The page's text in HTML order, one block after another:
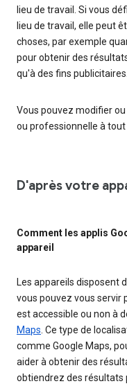
lieu de travail. Si vous
lieu de travail, elle peut
choses, par exemple
pour obtenir des
qu'à des fins publicitaires.
Vous pouvez modifier
ou professionnelle à
D'après votre
Comment les applis
appareil
Les appareils disposent
vous pouvez vous servir
est accessible ou non à
Maps. Ce type de
comme Google Maps,
aider à obtenir des
obtiendrez des résultats